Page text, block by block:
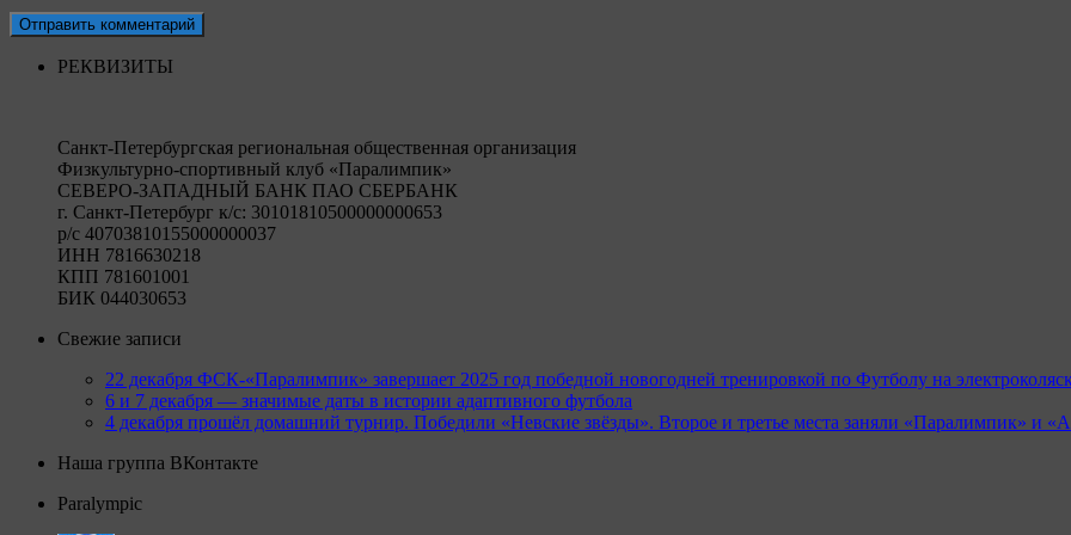
РЕКВИЗИТЫ
Санкт-Петербургская региональная общественная организация
Физкультурно-спортивный клуб «Паралимпик»
СЕВЕРО-ЗАПАДНЫЙ БАНК ПАО СБЕРБАНК
г. Санкт-Петербург к/c: 30101810500000000653
р/c 40703810155000000037
ИНН 7816630218
КПП 781601001
БИК 044030653
Свежие записи
22 декабря ФСК-«Паралимпик» завершает 2025 год победной новогодней тренировкой по Футболу на
6 и 7 декабря — значимые даты в истории адаптивного футбола
4 декабря прошёл домашний турнир. Победили «Невские звёзды». Второе и третье места заняли «Паралимпик» и
Наша группа ВКонтакте
Paralympic